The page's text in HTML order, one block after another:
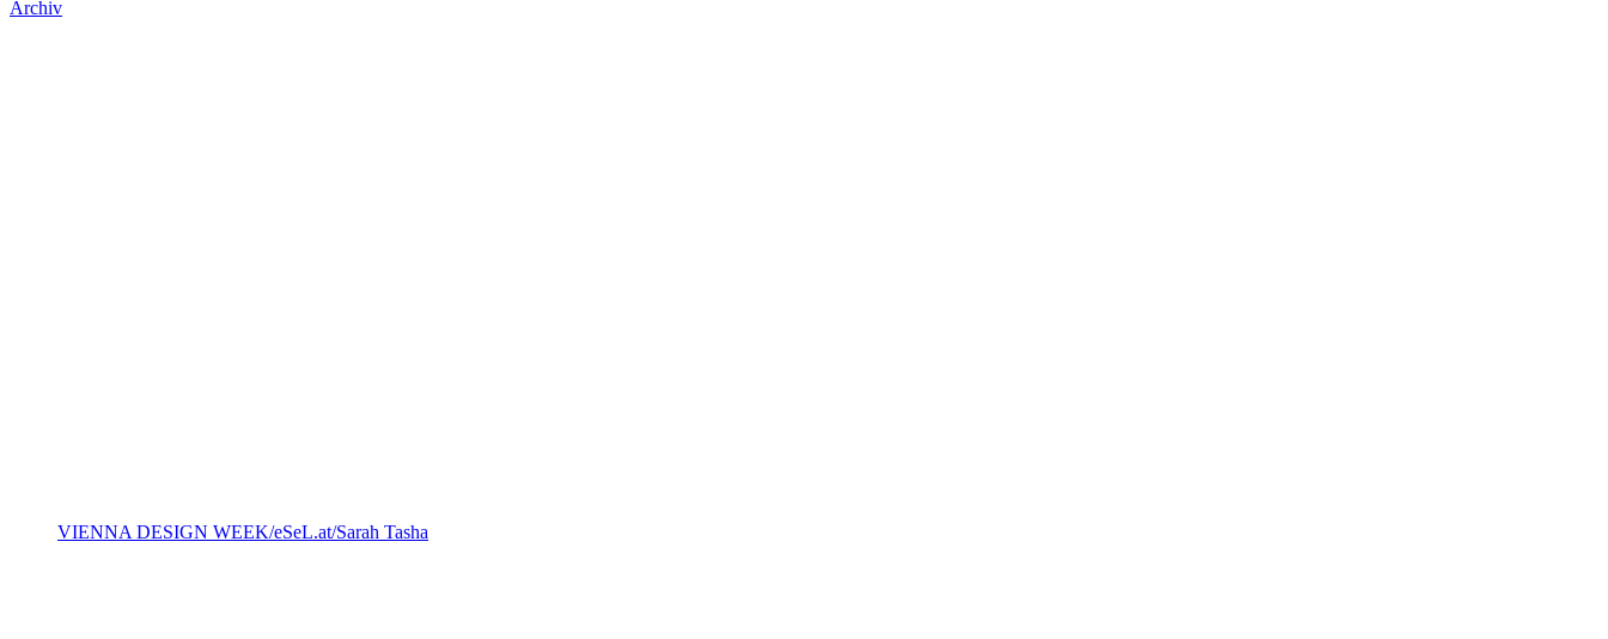
Archiv
VIENNA DESIGN WEEK/eSeL.at/Sarah Tasha